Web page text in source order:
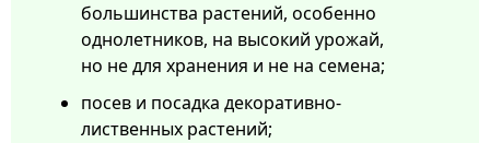
большинства растений, особенно
однолетников, на высокий урожай,
но не для хранения и не на семена;
посев и посадка декоративно-
лиственных растений;